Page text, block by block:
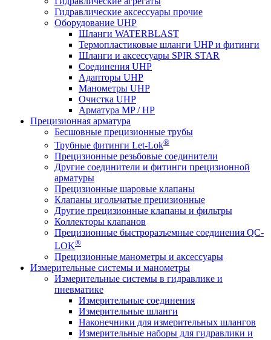
Гидравлические аксессуары прочие
Оборудование UHP
Шланги WATERBLAST
Термопластиковые шланги UHP и фитинги
Шланги и аксессуары SPIR STAR
Соединения UHP
Адапторы UHP
Манометры UHP
Очистка UHP
Арматура MP / HP
Прецизионная арматура
Бесшовные прецизионные трубы
Трубные фитинги Let-Lok®
Прецизионные резьбовые соединители
Другие соединители и фитинги прецизионной
арматуры
Прецизионные шаровые клапаны
Клапаны игольчатые прецизионные
Другие прецизионные клапаны и фильтры
Коллекторы клапанов
Прецизионные быстроразъемные соединения QC-
LOK®
Прецизионные манометры и аксессуары
Измерительные системы и манометры
Измерительные системы в гидравлике и
пневматике
Измерительные соединения
Измерительные шланги
Наконечники для измерительных шлангов
Измерительные наборы для гидравлики и